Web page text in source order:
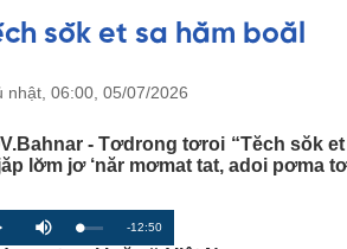
sŏk et sa hăm boăl
nhật, 06:00, 05/07/2026
- Tơdrong tơroi “Tĕch sŏk
lơ̆m jơ ‘năr mơmat tat, adoi pơma
M
u
L
o
P
r
R
-12:50